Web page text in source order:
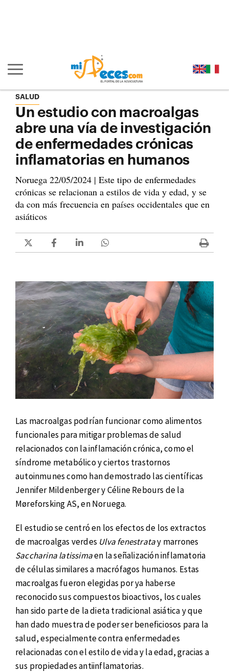
Mostrar/ocultar navegación principal
SALUD
Un estudio con macroalgas
abre una vía de investigación
de enfermedades crónicas
inflamatorias en humanos
Noruega 22/05/2024 | Este tipo de enfermedades
crónicas se relacionan a estilos de vida y edad, y se
da con más frecuencia en países occidentales que en
asiáticos
Las macroalgas podrían funcionar como alimentos
funcionales para mitigar problemas de salud
relacionados con la inflamación crónica, como el
síndrome metabólico y ciertos trastornos
autoinmunes como han demostrado las científicas
Jennifer Mildenberger y Céline Rebours de la
Møreforsking AS, en Noruega.
El estudio se centró en los efectos de los extractos
de macroalgas verdes Ulva fenestratay marrones
Saccharina latissimaen la señalización inflamatoria
de células similares a macrófagos humanos. Estas
macroalgas fueron elegidas por ya haberse
reconocido sus compuestos bioactivos, los cuales
han sido parte de la dieta tradicional asiática y que
han dado muestra de poder ser beneficiosos para la
salud, especialmente contra enfermedades
relacionadas con el estilo de vida y la edad, gracias a
sus propiedades antiinflamatorias.